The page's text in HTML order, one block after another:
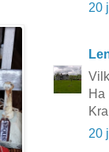
20
Ha
20